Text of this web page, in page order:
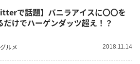
で話題】バニラアイスに〇〇を
だけでハーゲンダッツ超え！？
ルメ 2018.11.14